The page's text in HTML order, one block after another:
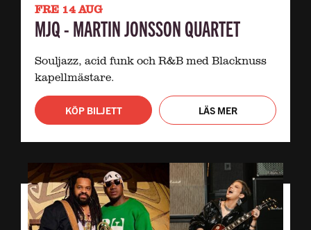
FRE 14 AUG
MJQ - MARTIN JONSSON QUARTET
Souljazz, acid funk och R&B med Blacknuss
kapellmästare.
KÖP BILJETT LÄS MER